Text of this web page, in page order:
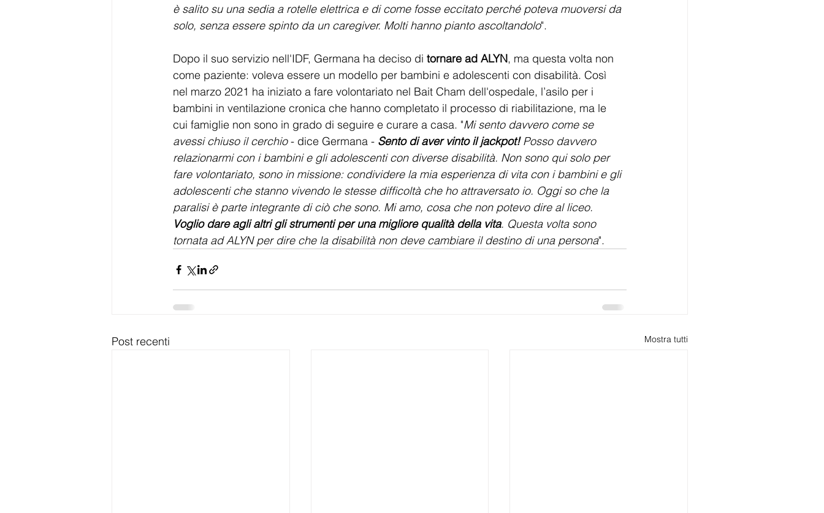
è salito su una sedia a rotelle elettrica e di come fosse eccitato perché poteva muoversi da
solo, senza essere spinto da un caregiver. Molti hanno pianto ascoltandolo".
Dopo il suo servizio nell'IDF, Germana ha deciso di tornare ad ALYN, ma questa volta non
come paziente: voleva essere un modello per bambini e adolescenti con disabilità. Così
nel marzo 2021 ha iniziato a fare volontariato nel Bait Cham dell'ospedale, l’asilo per i
bambini in ventilazione cronica che hanno completato il processo di riabilitazione, ma le
cui famiglie non sono in grado di seguire e curare a casa. "Mi sento davvero come se
avessi chiuso il cerchio - dice Germana - Sento di aver vinto il jackpot! Posso davvero
relazionarmi con i bambini e gli adolescenti con diverse disabilità. Non sono qui solo per
fare volontariato, sono in missione: condividere la mia esperienza di vita con i bambini e gli
adolescenti che stanno vivendo le stesse difficoltà che ho attraversato io. Oggi so che la
paralisi è parte integrante di ciò che sono. Mi amo, cosa che non potevo dire al liceo.
Voglio dare agli altri gli strumenti per una migliore qualità della vita. Questa volta sono
tornata ad ALYN per dire che la disabilità non deve cambiare il destino di una persona".
Post recenti Mostra tutti